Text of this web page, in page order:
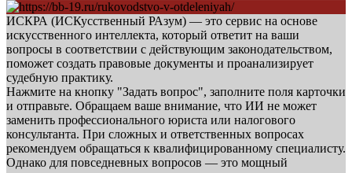
ИСКРА (ИСКусственный РАзум) — это сервис на основе
искусственного интеллекта, который ответит на ваши
вопросы в соответствии с действующим законодательством,
поможет создать правовые документы и проанализирует
судебную практику.
Нажмите на кнопку "Задать вопрос", заполните поля карточки
и отправьте. Обращаем ваше внимание, что ИИ не может
заменить профессионального юриста или налогового
консультанта. При сложных и ответственных вопросах
рекомендуем обращаться к квалифицированному специалисту.
Однако для повседневных вопросов — это мощный